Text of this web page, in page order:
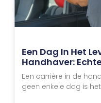
Een Dag In Het
Handhaver:
Een carrière in de
geen enkele dag is